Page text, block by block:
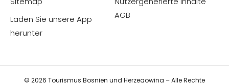
Laden Sie unsere App
herunter
AGB
© 2026 Tourismus Bosnien und Herzegowina – Alle Rechte